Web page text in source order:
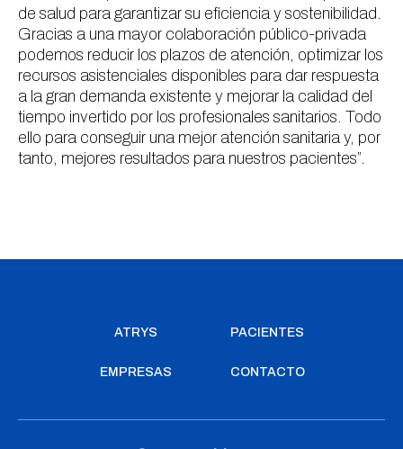
de salud para garantizar su eficiencia y sostenibilidad.
Gracias a una mayor colaboración público-privada
podemos reducir los plazos de atención, optimizar los
recursos asistenciales disponibles para dar respuesta
a la gran demanda existente y mejorar la calidad del
tiempo invertido por los profesionales sanitarios. Todo
ello para conseguir una mejor atención sanitaria y, por
tanto, mejores resultados para nuestros pacientes”.
ATRYS PACIENTES
EMPRESAS CONTACTO